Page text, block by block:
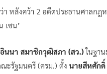
หลังคว้า 2 อดีตประธานศาลกฎ
เซน’
นนา สมาชิกวุฒิสภา (สว.)ในฐา
ะรัฐมนตรี (ครม.) ตั้ง นายสีหศักดิ์